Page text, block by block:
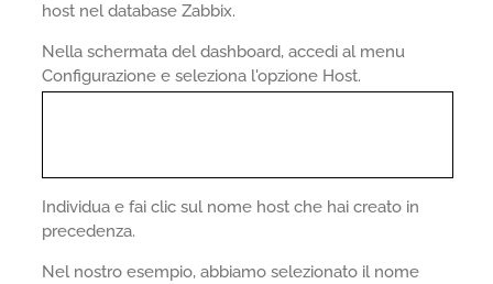
host nel database Zabbix.
Nella schermata del dashboard, accedi al menu
Configurazione e seleziona l'opzione Host.
Individua e fai clic sul nome host che hai creato in
precedenza.
Nel nostro esempio, abbiamo selezionato il nome